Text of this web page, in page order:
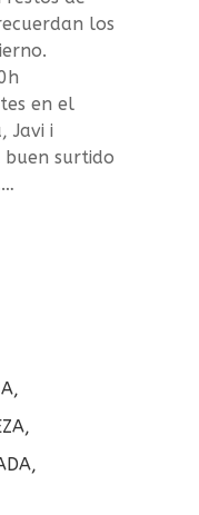
los
en el
Javi i
surtido
,
,
,